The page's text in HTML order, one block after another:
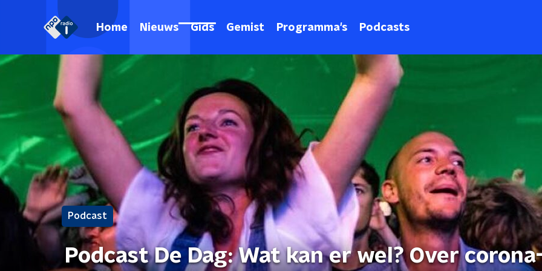
Home Nieuws Gids Gemist Programma's Podcasts
Podcast
Podcast De Dag: Wat kan er wel? Over